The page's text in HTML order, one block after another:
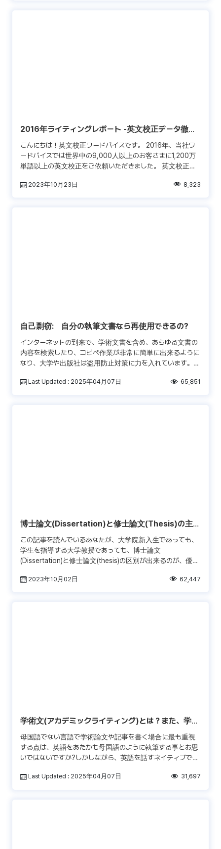
2016年ライティングレポート -英文校正データ徹底
分析-
こんにちは！英文校正ワードバイスです。 2016年、当社ワ
ードバイスでは世界中の9,000人以上のお客さまに1,200万
単語以上の英文校正をご依頼いただきました。 英文校正ワ
2023年10月23日 8,323
自己剽窃: 自分の執筆文書なら再使用できるの?
インターネットの到来で、学術文書を含め、あらゆる文書の
内容を検索したり、コピペ作業が非常に簡単に出来るように
なり、大学や出版社は盗用防止対策に力を入れています。そ
筆文 […]
Last Updated : 2025年04月07日 65,851
博士論文(Dissertation)と修士論文(Thesis)の主な
違い
この記事を読んでいるあなたが、大学院新入生であっても、
学生を指導する大学教授であっても、博士論文
(Dissertation)と修士論文(thesis)の区別が出来るのが、優れ
2023年10月02日 62,447
学術文(アカデミックライティング)とは？また、学術
文ではないものは?
母国語でない言語で学術論文や記事を書く場合に最も重視
する点は、英語をあたかも母国語のように執筆する事とお思
いではないですか?しかしながら、英語を話すネイティブでさ
Last Updated : 2025年04月07日 31,697